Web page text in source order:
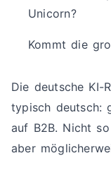
Unicorn?
Kommt die
Die deutsche KI-
typisch deutsch:
auf B2B. Nicht
aber